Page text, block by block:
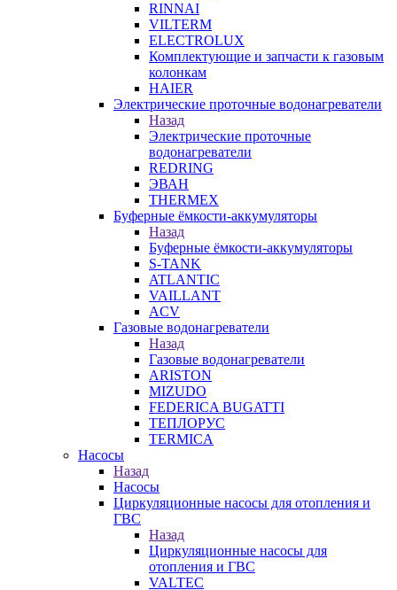
RINNAI
VILTERM
ELECTROLUX
Комплектующие и запчасти к газовым
колонкам
HAIER
Электрические проточные водонагреватели
Назад
Электрические проточные
водонагреватели
REDRING
ЭВАН
THERMEX
Буферные ёмкости-аккумуляторы
Назад
Буферные ёмкости-аккумуляторы
S-TANK
ATLANTIC
VAILLANT
ACV
Газовые водонагреватели
Назад
Газовые водонагреватели
ARISTON
MIZUDO
FEDERICA BUGATTI
ТЕПЛОРУС
TERMICA
Насосы
Назад
Насосы
Циркуляционные насосы для отопления и
ГВС
Назад
Циркуляционные насосы для
отопления и ГВС
VALTEC